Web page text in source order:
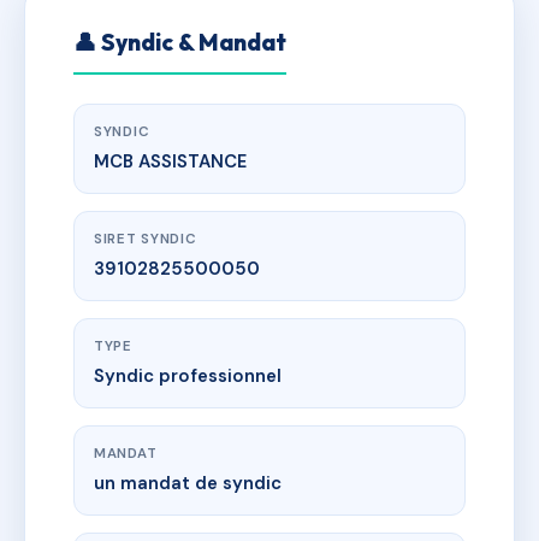
👤 Syndic & Mandat
SYNDIC
MCB ASSISTANCE
SIRET SYNDIC
39102825500050
TYPE
Syndic professionnel
MANDAT
un mandat de syndic